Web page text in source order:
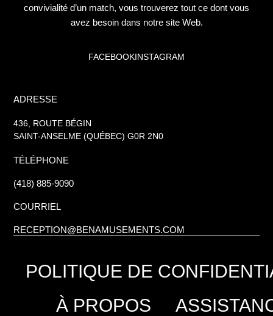
convivialité d’un match, vous trouverez tout ce dont vous
avez besoin dans notre site Web.
FACEBOOKINSTAGRAM
ADRESSE
436, ROUTE BÉGIN
SAINT-ANSELME (QUÉBEC) G0R 2N0
TÉLÉPHONE
(418) 885-9090
COURRIEL
RECEPTION@BENAMUSEMENTS.COM
POLITIQUE DE
À PROPOS